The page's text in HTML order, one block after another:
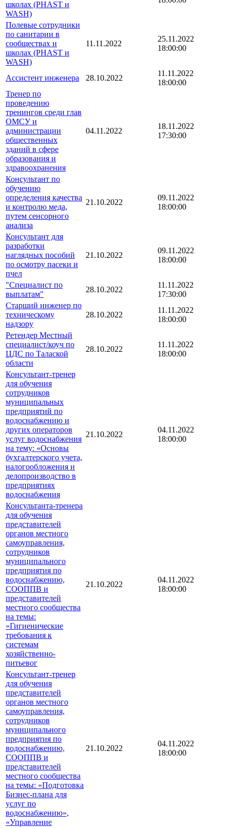
школах (PHAST и
WASH)
Полевые сотрудники
по санитарии в
сообществах и
школах (PHAST и
WASH)
11.11.2022
25.11.2022
18:00:00
Ассистент инженера 28.10.2022
11.11.2022
18:00:00
Тренер по
проведению
тренингов среди глав
ОМСУ и
администрации
общественных
зданий в сфере
образования и
здравоохранения
04.11.2022
18.11.2022
17:30:00
Консультант по
обучению
определения качества
и контролю меда,
путем сенсорного
анализа
21.10.2022
09.11.2022
18:00:00
Консультант для
разработки
наглядных пособий
по осмотру пасеки и
пчел
21.10.2022
09.11.2022
18:00:00
"Специалист по
выплатам"
28.10.2022
11.11.2022
17:30:00
Старший инженер по
техническому
надзору
28.10.2022
11.11.2022
18:00:00
Ретендер Местный
специалист/коуч по
ЦДС по Талаской
области
28.10.2022
11.11.2022
18:00:00
Консультант-тренер
для обучения
сотрудников
муниципальных
предприятий по
водоснабжению и
других операторов
услуг водоснабжения
на тему: «Основы
бухгалтерского учета,
налогообложения и
делопроизводство в
предприятиях
водоснабжения
21.10.2022
04.11.2022
18:00:00
Консультанта-тренера
для обучения
представителей
органов местного
самоуправления,
сотрудников
муниципального
предприятия по
водоснабжению,
СООППВ и
представителей
местного сообщества
на темы:
«Гигиенические
требования к
системам
хозяйственно-
питьевог
21.10.2022
04.11.2022
18:00:00
Консультант-тренер
для обучения
представителей
органов местного
самоуправления,
сотрудников
муниципального
предприятия по
водоснабжению,
СООППВ и
представителей
местного сообщества
на темы: «Подготовка
Бизнес-плана для
услуг по
водоснабжению»,
«Управление
21.10.2022
04.11.2022
18:00:00